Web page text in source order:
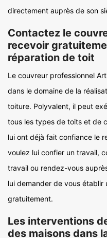
directement auprès de son
Contactez le
recevoir
réparation de toit
Le couvreur professionnel
dans le domaine de la
toiture. Polyvalent, il peut
tous les types de toits et de
lui ont déjà fait confiance le
voulez lui confier un travail,
travail ou rendez-vous
lui demander de vous
gratuitement.
Les interventions
des maisons dans